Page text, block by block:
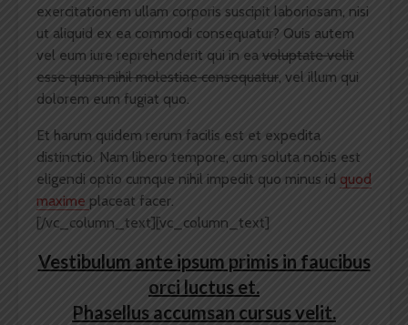
exercitationem ullam corporis suscipit laboriosam, nisi
ut aliquid ex ea commodi consequatur? Quis autem
vel eum iure reprehenderit qui in ea voluptate velit
esse quam nihil molestiae consequatur, vel illum qui
dolorem eum fugiat quo.
Et harum quidem rerum facilis est et expedita
distinctio. Nam libero tempore, cum soluta nobis est
eligendi optio cumque nihil impedit quo minus id quod
maxime placeat facer.
[/vc_column_text][vc_column_text]
Vestibulum ante ipsum primis in faucibus
orci luctus et.
Phasellus accumsan cursus velit.